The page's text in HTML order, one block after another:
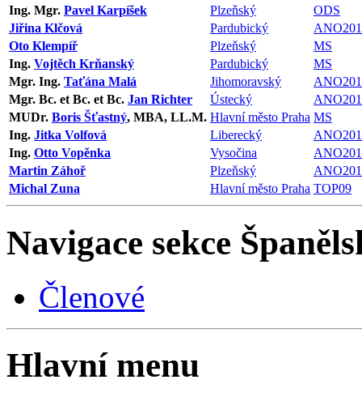
Ing. Mgr. Pavel Karpíšek Plzeňský
ODS
Jiřina Klčová
Pardubický
Oto Klempíř
Plzeňský
MS
Ing. Vojtěch Krňanský Pardubický
MS
Mgr. Ing. Taťána Malá Jihomoravský
Mgr. Bc. et Bc. et Bc. Jan Richter Ústecký
MUDr. Boris Šťastný, MBA, LL.M. Hlavní město Praha MS
Ing. Jitka Volfová Liberecký
Ing. Otto Vopěnka Vysočina
Martin Záhoř
Plzeňský
Michal Zuna
Hlavní město Praha TOP09
Navigace sekce
Členové
Hlavní menu